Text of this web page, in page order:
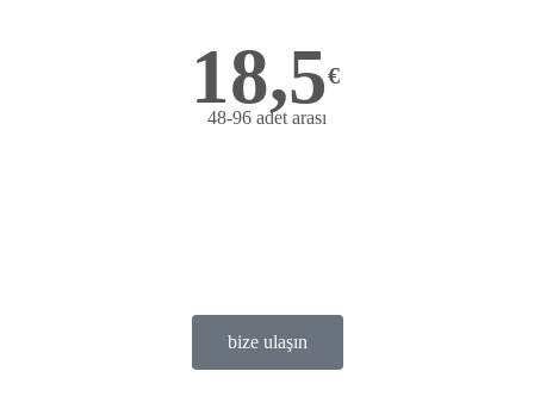
18,5€
48-96 adet arası
bize ulaşın